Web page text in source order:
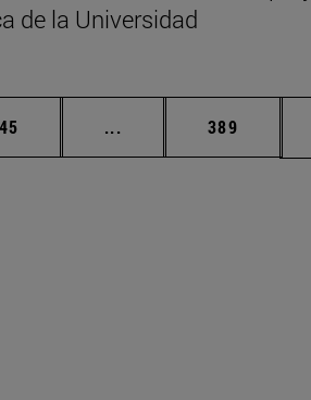
de la Universidad
Página
45 ... Páginas intermedias
Página
389